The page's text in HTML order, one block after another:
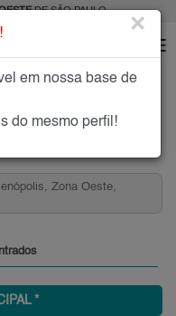
DE SÃO PAULO
de São Paulo
Zona Oeste,
*
×
em nossa base de
do mesmo perfil!